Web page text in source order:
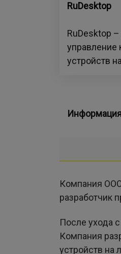
RuDesktop
RuDesktop
управление
устройств
Компания
разработчик
После ухода
Компания
устройств на